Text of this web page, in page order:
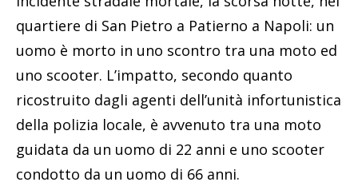
quartiere di San Pietro a Patierno a Napoli: un
uomo è morto in uno scontro tra una moto ed
uno scooter. L’impatto, secondo quanto
ricostruito dagli agenti dell’unità infortunistica
della polizia locale, è avvenuto tra una moto
guidata da un uomo di 22 anni e uno scooter
condotto da un uomo di 66 anni.